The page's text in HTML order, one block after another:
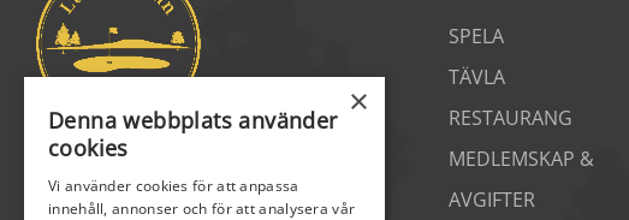
SPELA
TÄVLA
RESTAURANG
MEDLEMSKAP &
AVGIFTER
×
Denna webbplats använder
cookies
Vi använder cookies för att anpassa
innehåll, annonser och för att analysera vår